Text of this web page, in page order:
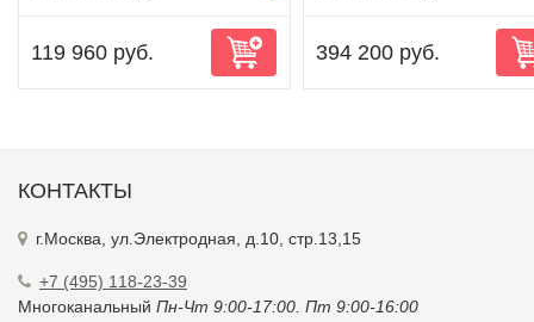
119 960 руб. 394 200 руб.
КОНТАКТЫ
г.Москва, ул.Электродная, д.10, стр.13,15
+7 (495) 118-23-39
Многоканальный Пн-Чт 9:00-17:00. Пт 9:00-16:00